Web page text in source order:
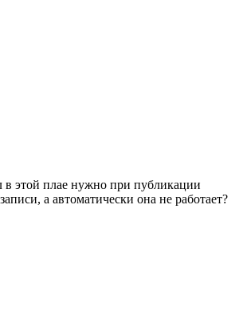
в этой плае нужно при публикации
а автоматически она не работает?